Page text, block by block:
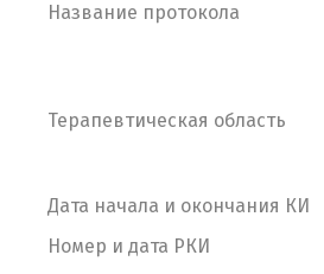
Название протокола
Терапевтическая область
Дата начала и окончания КИ
Номер и дата РКИ